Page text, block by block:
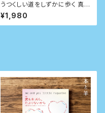
うつくしい道をしずかに歩く 真木
悠介 小品集
¥1,980